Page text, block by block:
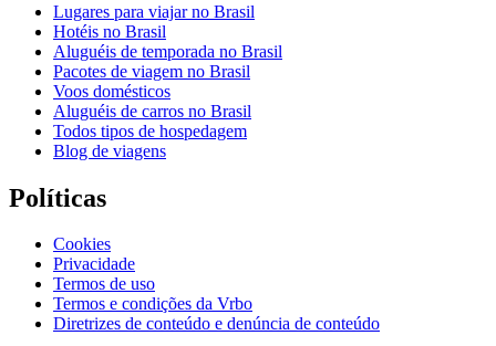
Lugares para viajar no Brasil
Hotéis no Brasil
Aluguéis de temporada no Brasil
Pacotes de viagem no Brasil
Voos domésticos
Aluguéis de carros no Brasil
Todos tipos de hospedagem
Blog de viagens
Políticas
Cookies
Privacidade
Termos de uso
Termos e condições da Vrbo
Diretrizes de conteúdo e denúncia de conteúdo